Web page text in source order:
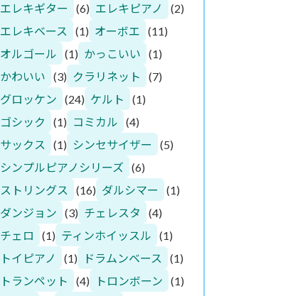
エレキギター
(6) エレキピアノ
(2)
エレキベース
(1) オーボエ
(11)
オルゴール
(1) かっこいい
(1)
かわいい
(3) クラリネット
(7)
グロッケン
(24) ケルト
(1)
ゴシック
(1) コミカル
(4)
サックス
(1) シンセサイザー
(5)
シンプルピアノシリーズ
(6)
ストリングス
(16) ダルシマー
(1)
ダンジョン
(3) チェレスタ
(4)
チェロ
(1) ティンホイッスル
(1)
トイピアノ
(1) ドラムンベース
(1)
トランペット
(4) トロンボーン
(1)